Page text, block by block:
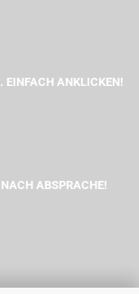
EINFACH ANKLICKEN!
ABSPRACHE!